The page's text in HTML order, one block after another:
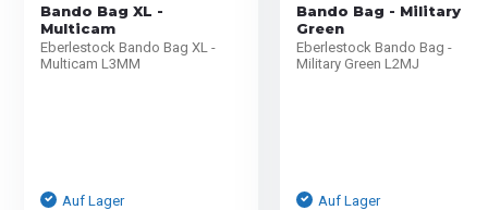
Bando Bag XL -
Multicam
Eberlestock Bando Bag XL -
Multicam L3MM
Auf Lager
Bando Bag - Military
Green
Eberlestock Bando Bag -
Military Green L2MJ
Auf Lager